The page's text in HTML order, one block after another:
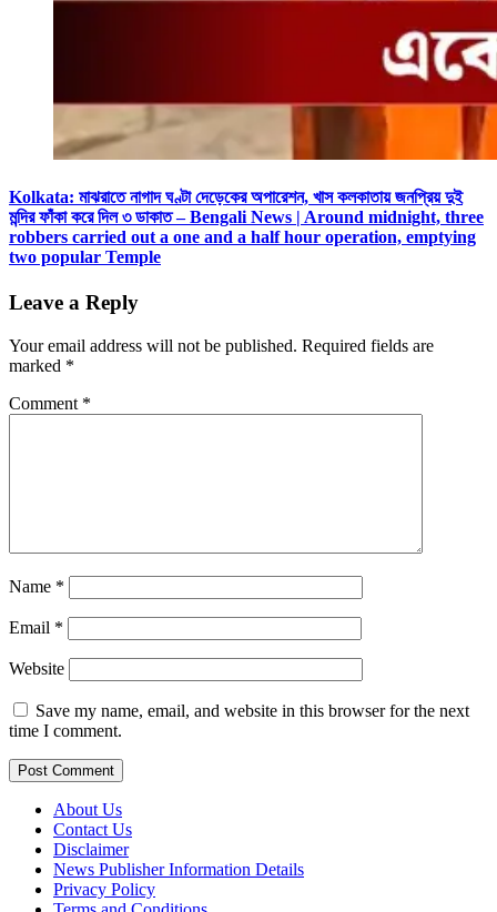
Kolkata: মাঝরাতে নাগাদ ঘণ্টা দেড়েকের অপারেশন, খাস কলকাতায় জনপ্রিয় দুই
মন্দির ফাঁকা করে দিল ৩ ডাকাত – Bengali News | Around midnight, three
robbers carried out a one and a half hour operation, emptying
two popular Temple
Leave a Reply
Your email address will not be published. Required fields are
marked *
Comment *
Name *
Email *
Website
Save my name, email, and website in this browser for the next
time I comment.
About Us
Contact Us
Disclaimer
News Publisher Information Details
Privacy Policy